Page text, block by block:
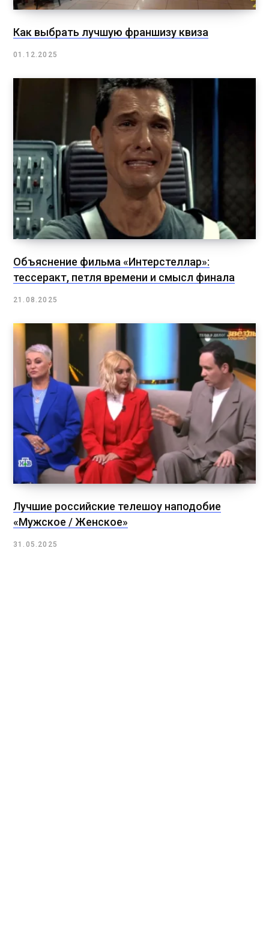
Как выбрать лучшую франшизу квиза
01.12.2025
Объяснение фильма «Интерстеллар»:
тессеракт, петля времени и смысл финала
21.08.2025
Лучшие российские телешоу наподобие
«Мужское / Женское»
31.05.2025